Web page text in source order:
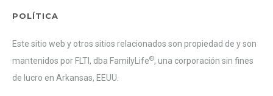
POLÍTICA
Este sitio web y otros sitios relacionados son propiedad de y son
mantenidos por FLTI, dba FamilyLife®, una corporación sin fines
de lucro en Arkansas, EEUU.